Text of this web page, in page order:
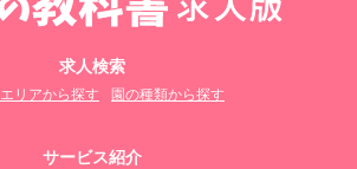
求人検索
エリアから探す
園の種類から探す
サービス紹介